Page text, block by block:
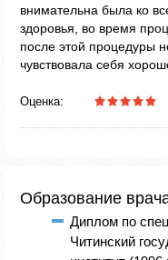
внимательна была ко
здоровья, во время
после этой процедуры
чувствовала себя
Оценка:
Образование
Диплом по
Читинский